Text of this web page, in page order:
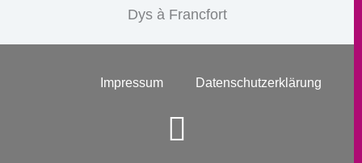
Dys à Francfort
Impressum Datenschutzerklärung